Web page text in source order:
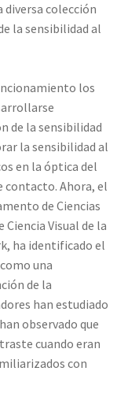
diversa colección
la sensibilidad al
los
de la sensibilidad
la sensibilidad al
en la óptica del
contacto. Ahora, el
de Ciencias
Visual de la
ha identificado el
una
de la
han estudiado
observado que
cuando eran
con